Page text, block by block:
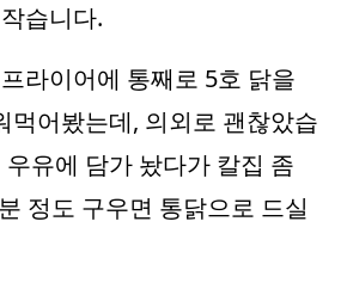
습니다.
라이어에 통째로 5호 닭을
먹어봤는데, 의외로 괜찮았습
유에 담가 놨다가 칼집 좀
정도 구우면 통닭으로 드실